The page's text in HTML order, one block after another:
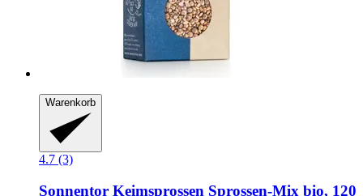
Warenkorb
4.7 (3)
Sonnentor Keimsprossen Sprossen-​Mix bio, 120